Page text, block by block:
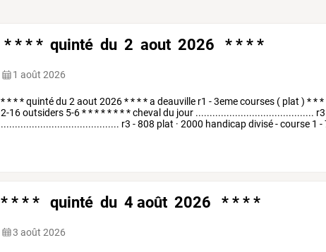
* * * * quinté du 2 aout 2026 * * * *
1 août 2026
****quintédu 2 aout 2026****a deauville r1 -3emecourses ( plat ) ***
2-16outsiders 5-6********cheval du jour .......................................... r3
.......................................... r3 -808 plat · 2000 handicapdivisé-course 1 -
* * * * quinté du 4 août 2026 * * * *
3 août 2026